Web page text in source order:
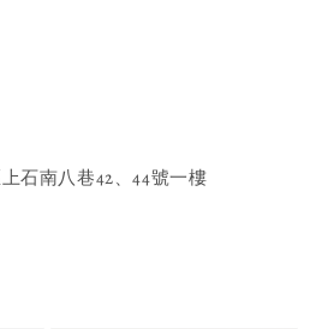
石南八巷42、44號一樓